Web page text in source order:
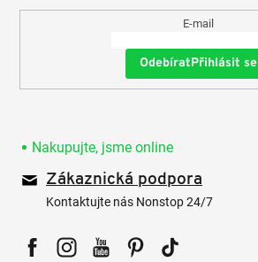
E-mail
Přihlásit se
Nakupujte, jsme online
Zákaznická podpora
Kontaktujte nás Nonstop 24/7